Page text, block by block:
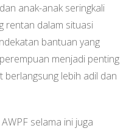
anak-anak seringkali
rentan dalam situasi
bantuan yang
menjadi penting
lebih adil dan
selama ini juga